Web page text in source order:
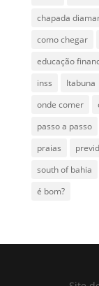
chapada
como chegar
educação
inss
Itabuna
onde comer
passo a passo
praias
south of bahia
é bom?